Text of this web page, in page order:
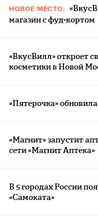
НОВОЕ МЕСТО:
магазин с фуд-кортом
«ВкусВилл» откроет
косметики в Новой
«Пятерочка»
«Магнит» запустит
сети «Магнит Аптека»
В 5 городах России
«Самоката»